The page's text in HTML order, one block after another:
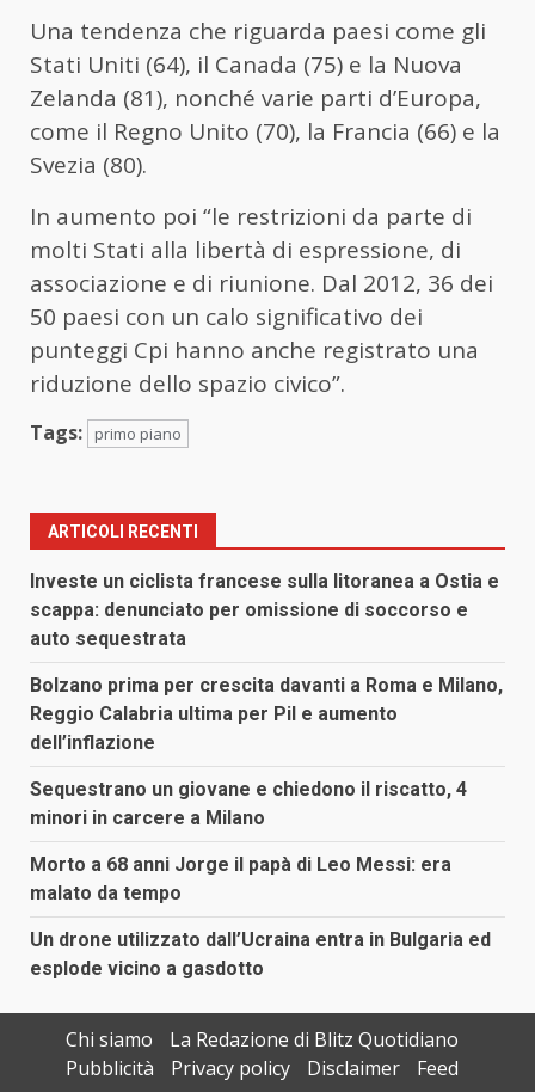
Una tendenza che riguarda paesi come gli
Stati Uniti (64), il Canada (75) e la Nuova
Zelanda (81), nonché varie parti d’Europa,
come il Regno Unito (70), la Francia (66) e la
Svezia (80).
In aumento poi “le restrizioni da parte di
molti Stati alla libertà di espressione, di
associazione e di riunione. Dal 2012, 36 dei
50 paesi con un calo significativo dei
punteggi Cpi hanno anche registrato una
riduzione dello spazio civico”.
Tags: primo piano
ARTICOLI RECENTI
Investe un ciclista francese sulla litoranea a Ostia e
scappa: denunciato per omissione di soccorso e
auto sequestrata
Bolzano prima per crescita davanti a Roma e Milano,
Reggio Calabria ultima per Pil e aumento
dell’inflazione
Sequestrano un giovane e chiedono il riscatto, 4
minori in carcere a Milano
Morto a 68 anni Jorge il papà di Leo Messi: era
malato da tempo
Un drone utilizzato dall’Ucraina entra in Bulgaria ed
esplode vicino a gasdotto
Chi siamo
La Redazione di Blitz Quotidiano
Pubblicità
Privacy policy Disclaimer Feed